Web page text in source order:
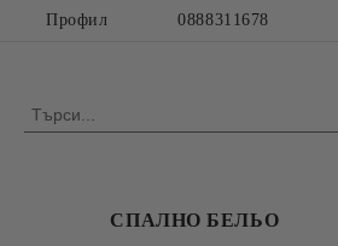
Профил 0888311678
СПАЛНО БЕЛЬО